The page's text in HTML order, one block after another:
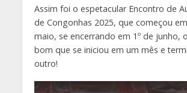
Assim foi o espetacular Encontro de
de Congonhas 2025, que começou
maio, se encerrando em 1º de junho,
bom que se iniciou em um mês e
outro!